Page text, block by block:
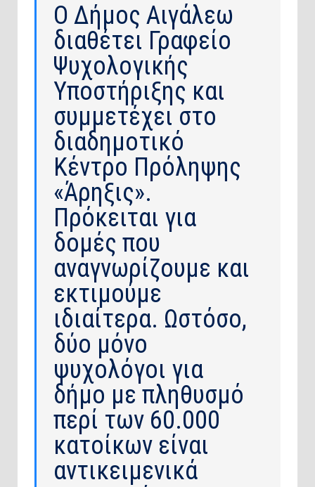
Ο Δήμος Αιγάλεω
διαθέτει Γραφείο
Ψυχολογικής
Υποστήριξης και
συμμετέχει στο
διαδημοτικό
Κέντρο Πρόληψης
«Άρηξις».
Πρόκειται για
δομές που
αναγνωρίζουμε και
εκτιμούμε
ιδιαίτερα. Ωστόσο,
δύο μόνο
ψυχολόγοι για
δήμο με πληθυσμό
περί των 60.000
κατοίκων είναι
αντικειμενικά